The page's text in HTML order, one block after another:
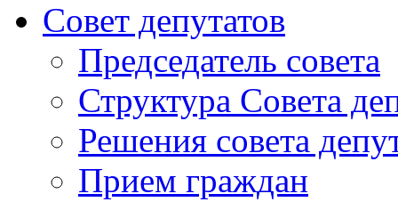
Совет депутатов
Председатель совета
Структура Совета
Решения совета
Прием граждан